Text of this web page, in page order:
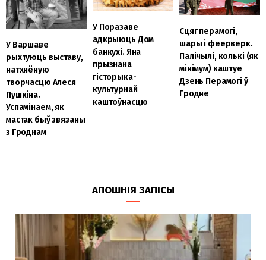
У Варшаве
рыхтуюць выставу,
натхнёную
творчасцю Алеся
Пушкіна.
Успамінаем, як
мастак быў звязаны
з Гроднам
У Поразаве
адкрыюць Дом
банкухі. Яна
прызнана
гісторыка-
культурнай
каштоўнасцю
Сцяг перамогі,
шары і феерверк.
Палічылі, колькі (як
мінімум) каштуе
Дзень Перамогі ў
Гродне
АПОШНІЯ ЗАПІСЫ